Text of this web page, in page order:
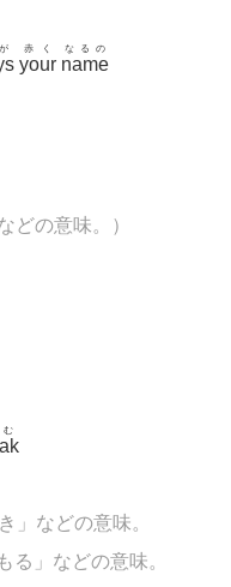
your
赤く
name
なるの
どの意味。 ）
」などの意味。
る」などの意味。